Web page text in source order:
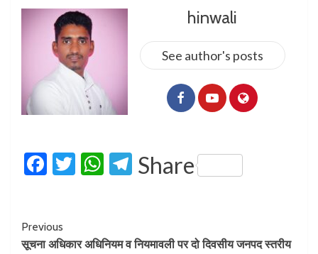
hinwali
See author's posts
Facebook
Twitter
WhatsApp
Telegram
Share
Previous
सूचना अधिकार अधिनियम व नियमावली पर दो दिवसीय जनपद स्तरीय